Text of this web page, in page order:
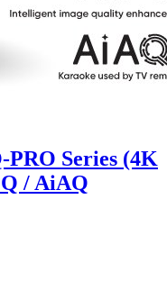
PRO Series (4K
/ AiAQ